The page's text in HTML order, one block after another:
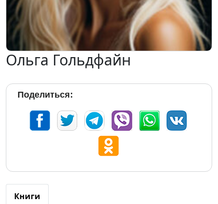
Ольга Гольдфайн
Поделиться:
Книги